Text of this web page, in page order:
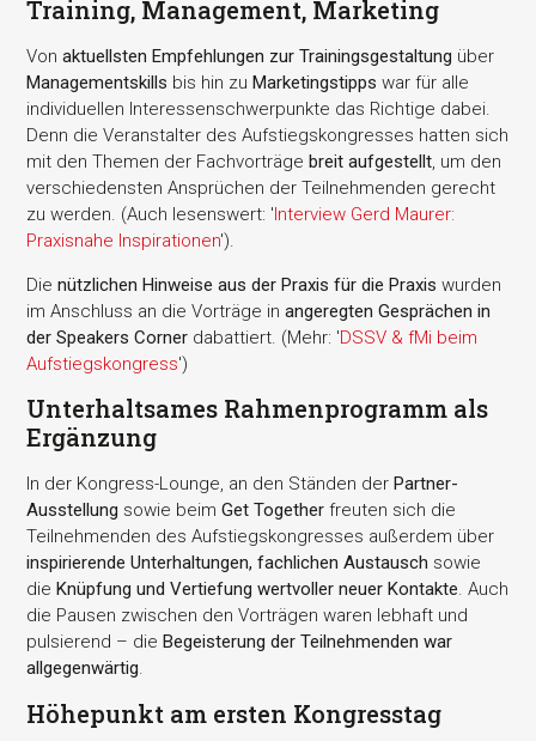
Training, Management, Marketing
Vonaktuellsten Empfehlungen zur Trainingsgestaltung über
Managementskills bis hin zu Marketingstipps war für alle
individuellen Interessenschwerpunkte das Richtige dabei.
Denn die Veranstalter des Aufstiegskongresses hatten sich
mit den Themen der Fachvorträge breit aufgestellt, um den
verschiedensten Ansprüchen der Teilnehmenden gerecht
zu werden. (Auch lesenswert: ' Interview Gerd Maurer:
Praxisnahe Inspirationen').
Dienützlichen Hinweise aus der Praxis für die Praxis wurden
im Anschluss an die Vorträge inangeregten Gesprächen in
der Speakers Corner dabattiert. (Mehr: 'DSSV & fMi beim
Aufstiegskongress')
Unterhaltsames Rahmenprogramm als
Ergänzung
In der Kongress-Lounge, an den Ständen derPartner-
Ausstellung sowie beimGet Togetherfreuten sich die
Teilnehmenden des Aufstiegskongresses außerdem über
inspirierende Unterhaltungen, fachlichen Austausch sowie
dieKnüpfung und Vertiefung wertvoller neuer Kontakte. Auch
die Pausen zwischen den Vorträgen waren lebhaft und
pulsierend – dieBegeisterung der Teilnehmenden war
allgegenwärtig.
Höhepunkt am ersten Kongresstag